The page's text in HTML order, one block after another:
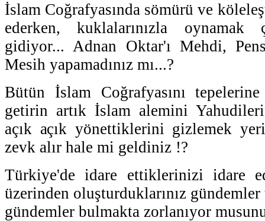
İslam Coğrafyasında sömürü ve
ederken, kuklalarınızla
gidiyor... Adnan Oktar'ı Mehdi,
Mesih yapamadınız mı...?
Bütün İslam Coğrafyasını
getirin artık İslam alemini
açık açık yönettiklerini gizlemek
zevk alır hale mi geldiniz !?
Türkiye'de idare ettiklerinizi idare
üzerinden oluşturduklarınız
gündemler bulmakta zorlanıyor